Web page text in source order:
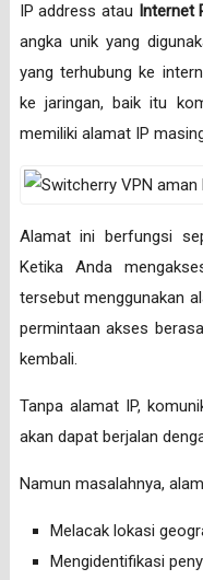
IP address atau Internet
angka unik yang
yang terhubung ke
ke jaringan, baik itu
memiliki alamat IP
Alamat ini berfungsi
Ketika Anda
tersebut menggunakan
permintaan akses
kembali.
Tanpa alamat IP,
akan dapat berjalan
Namun masalahnya,
Melacak lokasi
Mengidentifikasi